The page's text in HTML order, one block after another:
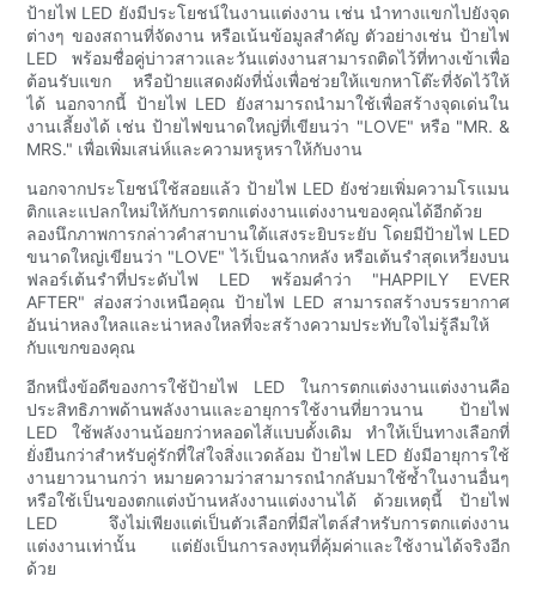
ป้ายไฟ LED ยังมีประโยชน์ในงานแต่งงาน เช่น นำทางแขกไปยังจุด
ต่างๆ ของสถานที่จัดงาน หรือเน้นข้อมูลสำคัญ ตัวอย่างเช่น ป้ายไฟ
LED พร้อมชื่อคู่บ่าวสาวและวันแต่งงานสามารถติดไว้ที่ทางเข้าเพื่อ
ต้อนรับแขก หรือป้ายแสดงผังที่นั่งเพื่อช่วยให้แขกหาโต๊ะที่จัดไว้ให้
ได้ นอกจากนี้ ป้ายไฟ LED ยังสามารถนำมาใช้เพื่อสร้างจุดเด่นใน
งานเลี้ยงได้ เช่น ป้ายไฟขนาดใหญ่ที่เขียนว่า "LOVE" หรือ "MR. &
MRS." เพื่อเพิ่มเสน่ห์และความหรูหราให้กับงาน
นอกจากประโยชน์ใช้สอยแล้ว ป้ายไฟ LED ยังช่วยเพิ่มความโรแมน
ติกและแปลกใหม่ให้กับการตกแต่งงานแต่งงานของคุณได้อีกด้วย
ลองนึกภาพการกล่าวคำสาบานใต้แสงระยิบระยับ โดยมีป้ายไฟ LED
ขนาดใหญ่เขียนว่า "LOVE" ไว้เป็นฉากหลัง หรือเต้นรำสุดเหวี่ยงบน
ฟลอร์เต้นรำที่ประดับไฟ LED พร้อมคำว่า "HAPPILY EVER
AFTER" ส่องสว่างเหนือคุณ ป้ายไฟ LED สามารถสร้างบรรยากาศ
อันน่าหลงใหลและน่าหลงใหลที่จะสร้างความประทับใจไม่รู้ลืมให้
กับแขกของคุณ
อีกหนึ่งข้อดีของการใช้ป้ายไฟ LED ในการตกแต่งงานแต่งงานคือ
ประสิทธิภาพด้านพลังงานและอายุการใช้งานที่ยาวนาน ป้ายไฟ
LED ใช้พลังงานน้อยกว่าหลอดไส้แบบดั้งเดิม ทำให้เป็นทางเลือกที่
ยั่งยืนกว่าสำหรับคู่รักที่ใส่ใจสิ่งแวดล้อม ป้ายไฟ LED ยังมีอายุการใช้
งานยาวนานกว่า หมายความว่าสามารถนำกลับมาใช้ซ้ำในงานอื่นๆ
หรือใช้เป็นของตกแต่งบ้านหลังงานแต่งงานได้ ด้วยเหตุนี้ ป้ายไฟ
LED จึงไม่เพียงแต่เป็นตัวเลือกที่มีสไตล์สำหรับการตกแต่งงาน
แต่งงานเท่านั้น แต่ยังเป็นการลงทุนที่คุ้มค่าและใช้งานได้จริงอีก
ด้วย